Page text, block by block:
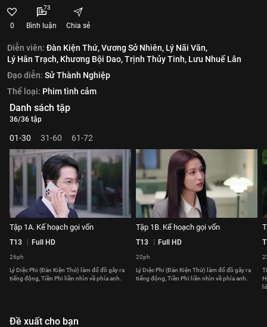
0
73
Bình luận Chia sẻ
Diễn viên: Đàn Kiện Thứ,Vương Sở Nhiên, Lý Nãi Văn,
Lý Hân Trạch, Khương Bội Dao,Trịnh Thủy Tinh, Lưu Nhuế Lân
Đạo diễn: Sử Thành Nghiệp
Thể loại: Phim tình cảm
Danh sách tập
36/36 tập
01-30 31-60 61-72
Tập 1A. Kế hoạch gọi vốn
T13 Full HD
26ph
Lý Diệc Phi (Đàn Kiện Thứ) làm đổ đồ gây ra
tiếng động, Tiền Phi liền nhìn về phía anh.
Tập 1B. Kế hoạch gọi vốn
T13 Full HD
20ph
Lý Diệc Phi (Đàn Kiện Thứ) làm đổ đồ gây ra
tiếng động, Tiền Phi liền nhìn về phía anh.
Đề xuất cho bạn